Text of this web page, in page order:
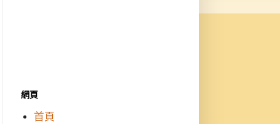
網頁
首頁